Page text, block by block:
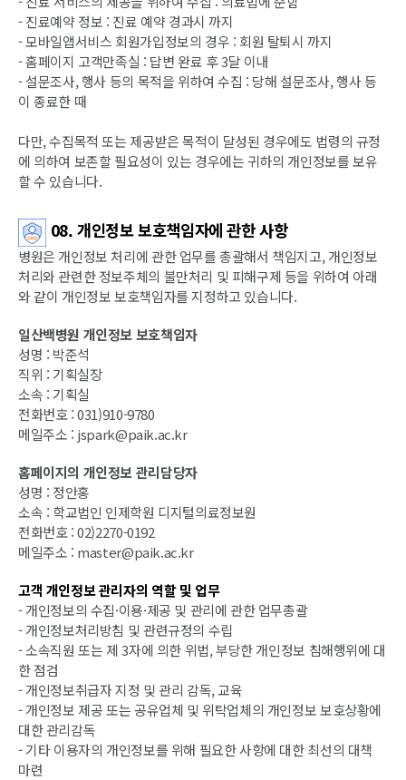
- 진료예약 정보 : 진료 예약 경과시 까지
- 모바일앱서비스 회원가입정보의 경우 : 회원 탈퇴시 까지
- 홈페이지 고객만족실 : 답변 완료 후 3달 이내
- 설문조사, 행사 등의 목적을 위하여 수집 : 당해 설문조사, 행사 등
이 종료한 때
다만, 수집목적 또는 제공받은 목적이 달성된 경우에도 법령의 규정
에 의하여 보존할 필요성이 있는 경우에는 귀하의 개인정보를 보유
할 수 있습니다.
08. 개인정보 보호책임자에 관한 사항
병원은 개인정보 처리에 관한 업무를 총괄해서 책임지고, 개인정보
처리와 관련한 정보주체의 불만처리 및 피해구제 등을 위하여 아래
와 같이 개인정보 보호책임자를 지정하고 있습니다.
일산백병원 개인정보 보호책임자
성명 : 박준석
직위 : 기획실장
소속 : 기획실
전화번호 : 031)910-9780
메일주소 : jspark@paik.ac.kr
홈페이지의 개인정보 관리담당자
성명 : 정안홍
소속 : 학교법인 인제학원 디지털의료정보원
전화번호 : 02)2270-0192
메일주소 : master@paik.ac.kr
고객 개인정보 관리자의 역할 및 업무
- 개인정보의 수집·이용·제공 및 관리에 관한 업무총괄
- 개인정보처리방침 및 관련규정의 수립
- 소속직원 또는 제 3자에 의한 위법, 부당한 개인정보 침해행위에 대
한 점검
- 개인정보취급자 지정 및 관리 감독, 교육
- 개인정보 제공 또는 공유업체 및 위탁업체의 개인정보 보호상황에
대한 관리감독
- 기타 이용자의 개인정보를 위해 필요한 사항에 대한 최선의 대책
마련